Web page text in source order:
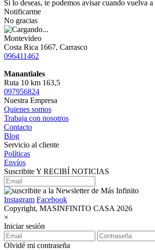
Si lo deseas, te podemos avisar cuando vuelva
Notificarme
No gracias
Montevideo
Costa Rica 1667, Carrasco
096411462
Manantiales
Ruta 10 km 163,5
097956824
Nuestra Empresa
Quienes somos
Trabaja con nosotros
Contacto
Blog
Servicio al cliente
Políticas
Envíos
Suscribite Y RECIBÍ NOTICIAS
Instagram Facebook
Copyright, MASINFINITO CASA 2026
×
Iniciar sesión
Olvidé mi contraseña